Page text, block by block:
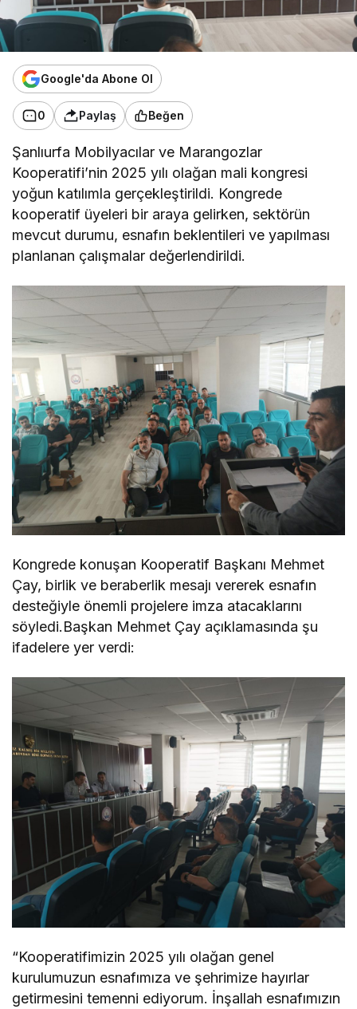
Google'da Abone Ol
0 Paylaş Beğen
Şanlıurfa Mobilyacılar ve Marangozlar
Kooperatifi’nin 2025 yılı olağan mali kongresi
yoğun katılımla gerçekleştirildi. Kongrede
kooperatif üyeleri bir araya gelirken, sektörün
mevcut durumu, esnafın beklentileri ve yapılması
planlanan çalışmalar değerlendirildi.
Kongrede konuşan Kooperatif Başkanı Mehmet
Çay, birlik ve beraberlik mesajı vererek esnafın
desteğiyle önemli projelere imza atacaklarını
söyledi.Başkan Mehmet Çay açıklamasında şu
ifadelere yer verdi:
“Kooperatifimizin 2025 yılı olağan genel
kurulumuzun esnafımıza ve şehrimize hayırlar
getirmesini temenni ediyorum. İnşallah esnafımızın